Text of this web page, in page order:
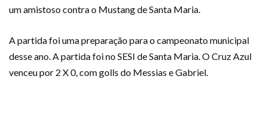
um amistoso contra o Mustang de Santa Maria.
A partida foi uma preparação para o campeonato municipal
desse ano. A partida foi no SESI de Santa Maria. O Cruz Azul
venceu por 2 X 0, com golls do Messias e Gabriel.